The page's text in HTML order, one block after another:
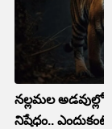
నల్లమల
నిషేధం..